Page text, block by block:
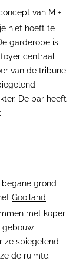
van M +
niet hoeft te
garderobe is
centraal
van de tribune
De bar heeft
grond
Gooiland
met koper
gebouw
ze spiegelend
de ruimte.